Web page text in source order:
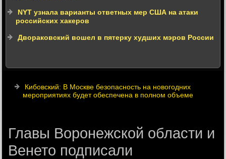
NYT узнала варианты ответных мер США на атаки
российских хакеров
Двораковский вошел в пятерку худших мэров России
Кибовский: В Москве безопасность на новогодних
мероприятиях будет обеспечена в полном объеме
Главы Воронежской области и
Венето подписали